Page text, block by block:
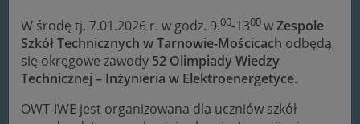
W środę tj. 7.01.2026 r. w godz. 9.00-1300wZespole
Szkół Technicznych w Tarnowie-Mościcach odbędą
się okręgowe zawody 52 Olimpiady Wiedzy
Technicznej – Inżynieria w Elektroenergetyce.
OWT-IWE jest organizowana dla uczniów szkół